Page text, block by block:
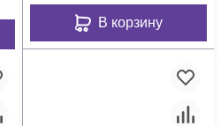
В корзину